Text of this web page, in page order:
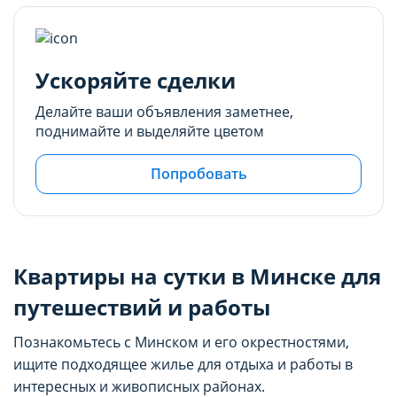
Ускоряйте сделки
Делайте ваши объявления заметнее,
поднимайте и выделяйте цветом
Попробовать
Квартиры на сутки в Минске для
путешествий и работы
Познакомьтесь с Минском и его окрестностями,
ищите подходящее жилье для отдыха и работы в
интересных и живописных районах.